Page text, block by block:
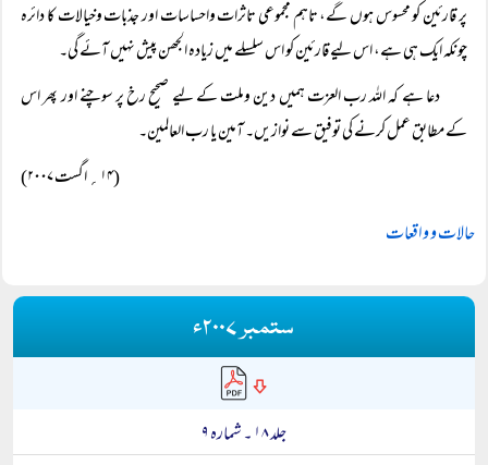
پر قارئین کو محسوس ہوں گے، تاہم مجموعی تاثرات واحساسات اور جذبات وخیالات کا دائرہ
چونکہ ایک ہی ہے، اس لیے قارئین کو اس سلسلے میں زیادہ الجھن پیش نہیں آئے گی۔
دعا ہے کہ اللہ رب العزت ہمیں دین وملت کے لیے صحیح رخ پر سوچنے اور پھر اس
کے مطابق عمل کرنے کی توفیق سے نوازیں۔ آمین یا رب العالمین۔
(۱۴؍ اگست ۲۰۰۷)
حالات و واقعات
ستمبر ۲۰۰۷ء
جلد ۱۸ ۔ شمارہ ۹